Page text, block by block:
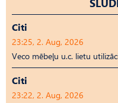
Citi
23:25, 2. Aug, 2026
Veco mēbeļu u.c. lietu
Citi
23:22, 2. Aug, 2026